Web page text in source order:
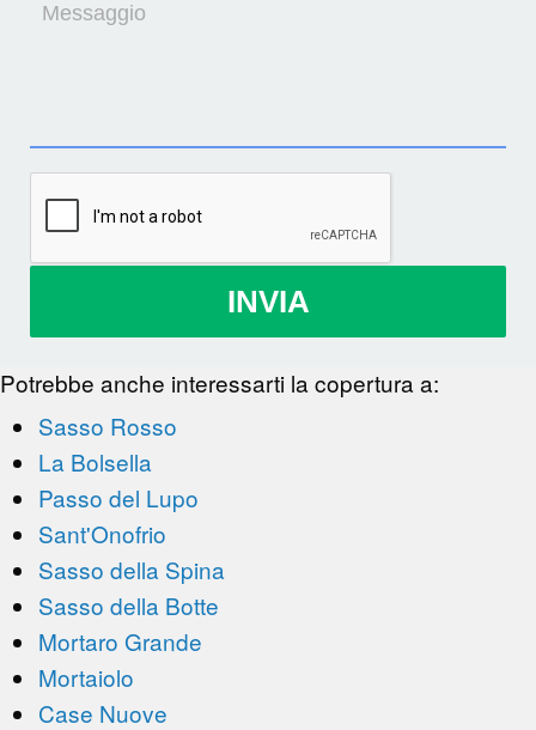
Messaggio
INVIA
Potrebbe anche interessarti la copertura a:
Sasso Rosso
La Bolsella
Passo del Lupo
Sant'Onofrio
Sasso della Spina
Sasso della Botte
Mortaro Grande
Mortaiolo
Case Nuove